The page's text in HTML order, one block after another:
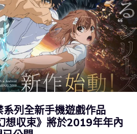
系列全新手機遊戲作品
想収束》將於2019年年內